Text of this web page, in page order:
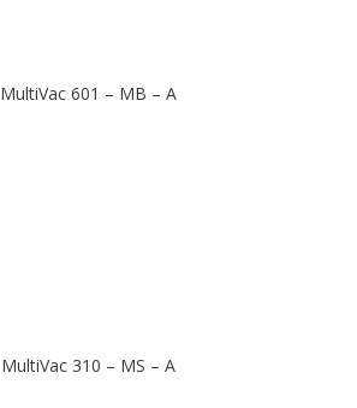
MultiVac 601 – MB – A
MultiVac 310 – MS – A